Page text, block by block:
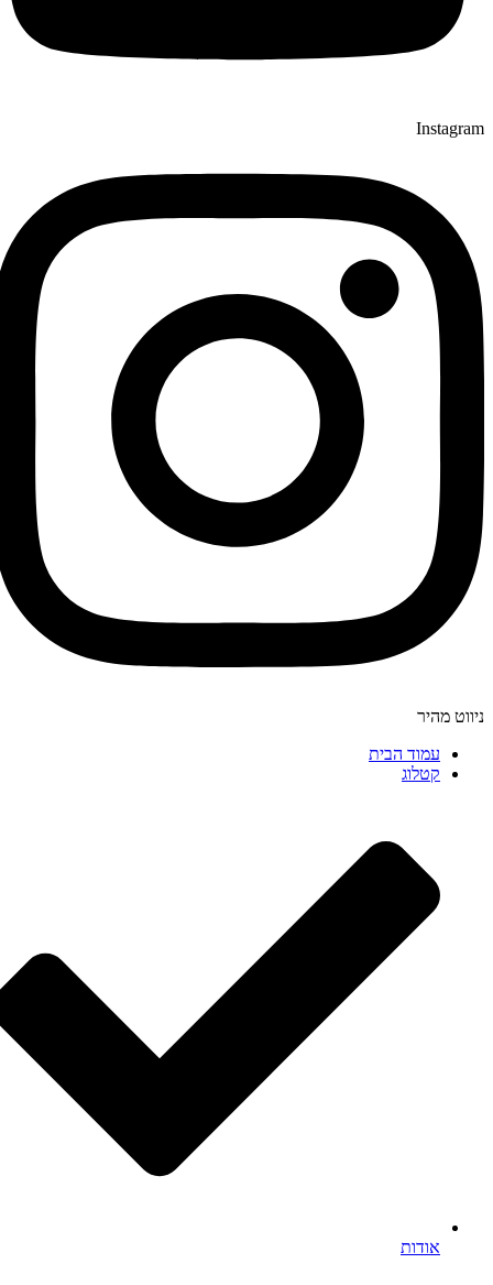
Instagram
ניווט מהיר
עמוד הבית
קטלוג
אודות